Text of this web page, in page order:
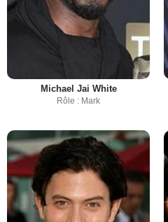
Michael Jai White
Rôle : Mark